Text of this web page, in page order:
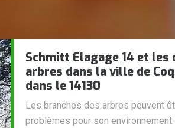
Schmitt Elagage 14 et
arbres dans la ville de
dans le 14130
Les branches des arbres peuvent
problèmes pour son